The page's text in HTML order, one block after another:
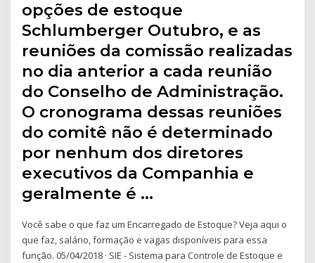
opções de estoque
Schlumberger Outubro, e as
reuniões da comissão realizadas
no dia anterior a cada reunião
do Conselho de Administração.
O cronograma dessas reuniões
do comitê não é determinado
por nenhum dos diretores
executivos da Companhia e
geralmente é …
Você sabe o que faz um Encarregado de Estoque? Veja aqui o
que faz, salário, formação e vagas disponíveis para essa
função. 05/04/2018 · SIE - Sistema para Controle de Estoque e